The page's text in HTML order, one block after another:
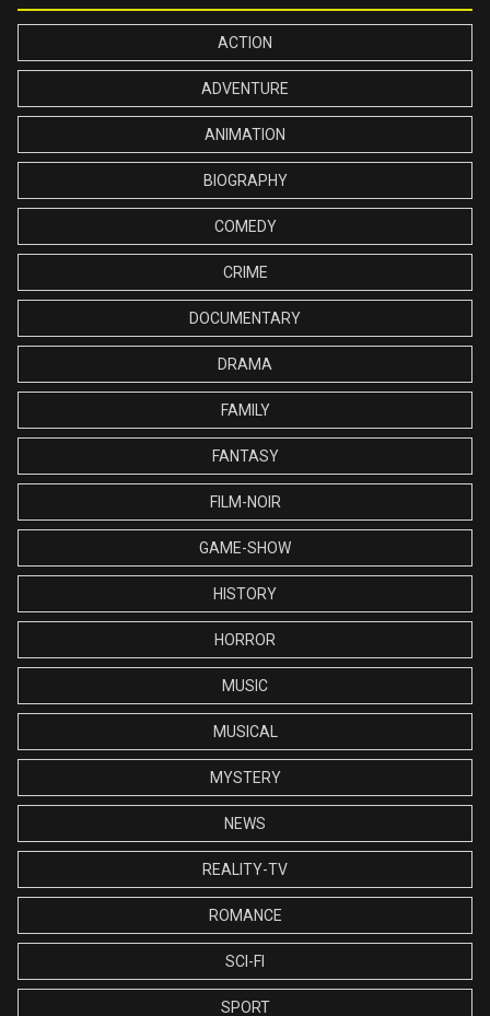
ACTION
ADVENTURE
ANIMATION
BIOGRAPHY
COMEDY
CRIME
DOCUMENTARY
DRAMA
FAMILY
FANTASY
FILM-NOIR
GAME-SHOW
HISTORY
HORROR
MUSIC
MUSICAL
MYSTERY
NEWS
REALITY-TV
ROMANCE
SCI-FI
SPORT